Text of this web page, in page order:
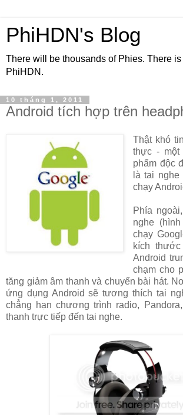
PhiHDN's Blog
There will be thousands of Phies. There
PhiHDN.
10 tháng 1, 2011
Android tích hợp trên
Thật khó
thực - một
phẩm độc
là tai nghe
chạy
Phía
nghe
chạy
kích
Android
chạm cho
tăng giảm âm thanh và chuyển bài hát.
ứng dụng Android sẽ tương thích tai
chẳng hạn chương trình radio,
thanh trực tiếp đến tai nghe.